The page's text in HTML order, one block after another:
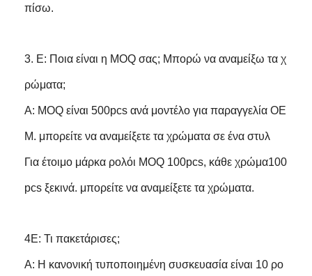
πίσω.
3. Ε: Ποια είναι η MOQ σας; Μπορώ να αναμείξω τα χ
ρώματα;
Α: MOQ είναι 500pcs ανά μοντέλο για παραγγελία OE
M. μπορείτε να αναμείξετε τα χρώματα σε ένα στυλ
Για έτοιμο μάρκα ρολόι MOQ 100pcs, κάθε χρώμα100
pcs ξεκινά. μπορείτε να αναμείξετε τα χρώματα.
4Ε: Τι πακετάρισες;
Α: Η κανονική τυποποιημένη συσκευασία είναι 10 ρο